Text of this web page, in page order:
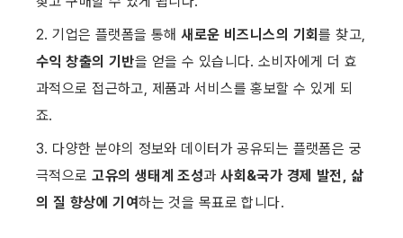
2. 기업은 플랫폼을 통해 새로운 비즈니스의 기회
수익 창출의 기반을 얻을 수 있습니다. 소비자에게 더 효
과적으로 접근하고, 제품과 서비스를 홍보할 수 있게 되
죠.
3. 다양한 분야의 정보와 데이터가 공유되는 플랫폼은 궁
극적으로 고유의 생태계 조성과 사회&국가 경제 발전, 삶
의 질 향상에 기여하는 것을 목표로 합니다.